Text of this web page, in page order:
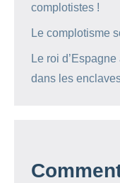
complotistes !
Le complotisme
Le roi
dans les